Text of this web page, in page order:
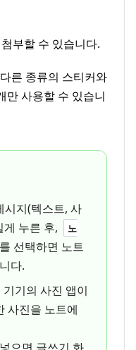
부할 수 있습니다.
른 종류의 스티커와
만 사용할 수 있습니
시지(텍스트, 사
게 누른 후,
노
를 선택하면 노트
다.
기의 사진 앱이
사진을 노트에